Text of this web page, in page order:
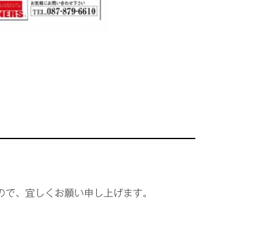
、宜しくお願い申し上げます。